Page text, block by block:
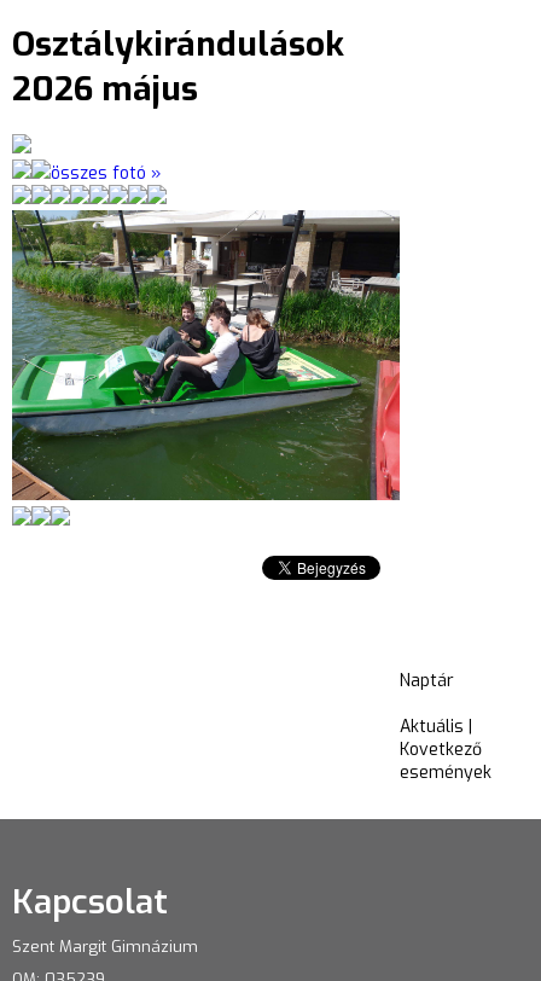
Osztálykirándulások
2026 május
összes fotó »
Naptár
Aktuális |
Kovetkező
események
Kapcsolat
Szent Margit Gimnázium